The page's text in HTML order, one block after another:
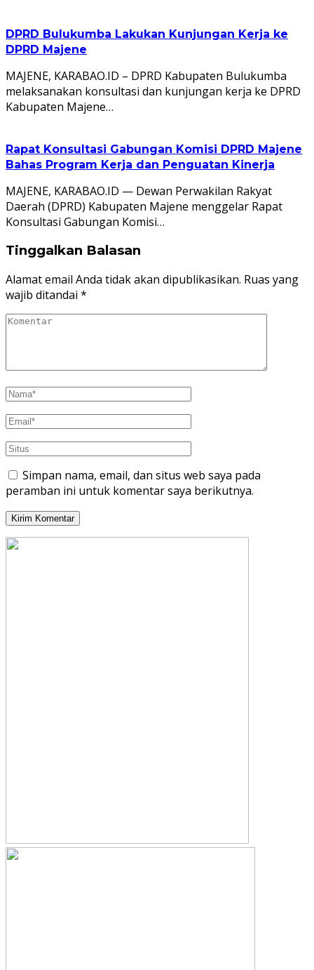
DPRD Bulukumba Lakukan Kunjungan Kerja ke
DPRD Majene
MAJENE, KARABAO.ID – DPRD Kabupaten Bulukumba
melaksanakan konsultasi dan kunjungan kerja ke DPRD
Kabupaten Majene…
Rapat Konsultasi Gabungan Komisi DPRD Majene
Bahas Program Kerja dan Penguatan Kinerja
MAJENE, KARABAO.ID — Dewan Perwakilan Rakyat
Daerah (DPRD) Kabupaten Majene menggelar Rapat
Konsultasi Gabungan Komisi…
Tinggalkan Balasan
Alamat email Anda tidak akan dipublikasikan. Ruas yang
wajib ditandai *
Simpan nama, email, dan situs web saya pada
peramban ini untuk komentar saya berikutnya.